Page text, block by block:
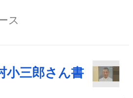
ス
小三郎さん書